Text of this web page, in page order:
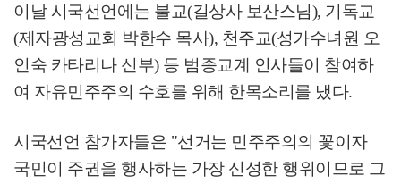
이날 시국선언에는 불교(길상사 보산스님), 기독교
(제자광성교회 박한수 목사), 천주교(성가수녀원 오
인숙 카타리나 신부) 등 범종교계 인사들이 참여하
여 자유민주주의 수호를 위해 한목소리를 냈다.
시국선언 참가자들은 "선거는 민주주의의 꽃이자
국민이 주권을 행사하는 가장 신성한 행위이므로 그